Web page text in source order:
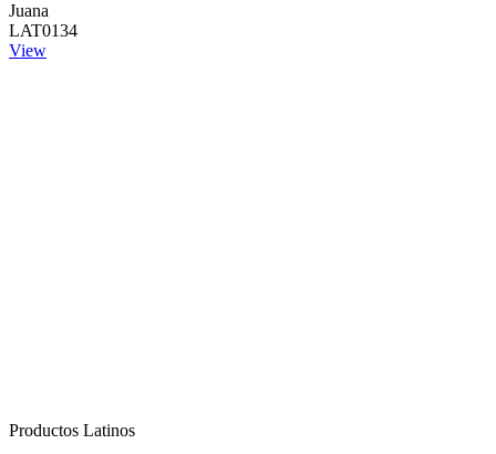
Juana
LAT0134
View
Productos Latinos